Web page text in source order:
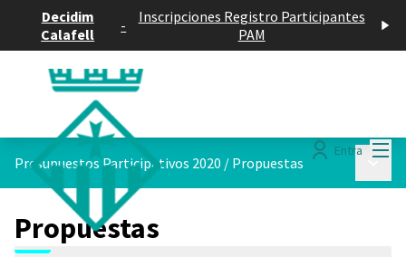
Decidim
Calafell
-
Inscripciones Registro Participantes
PAM
Entra
Presupuestos Participativos 2020 / Propuestas
Propuestas